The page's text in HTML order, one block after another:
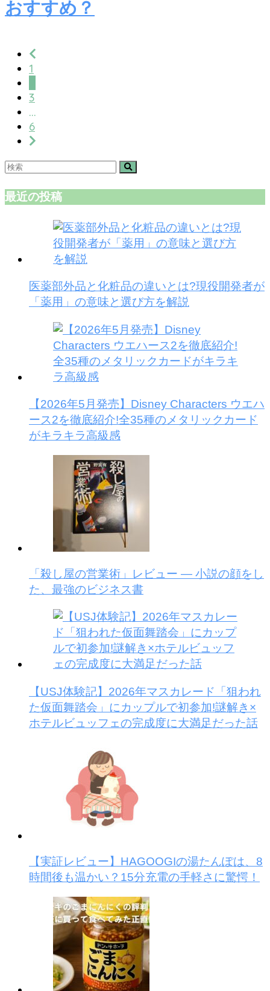
おすすめ？
1
3
…
6
最近の投稿
医薬部外品と化粧品の違いとは?現役開発者が
「薬用」の意味と選び方を解説
【2026年5月発売】Disney Characters ウエハ
ース2を徹底紹介!全35種のメタリックカード
がキラキラ高級感
「殺し屋の営業術」レビュー — 小説の顔をし
た、最強のビジネス書
【USJ体験記】2026年マスカレード「狙われ
た仮面舞踏会」にカップルで初参加!謎解き×
ホテルビュッフェの完成度に大満足だった話
【実証レビュー】HAGOOGIの湯たんぽは、8
時間後も温かい？15分充電の手軽さに驚愕！